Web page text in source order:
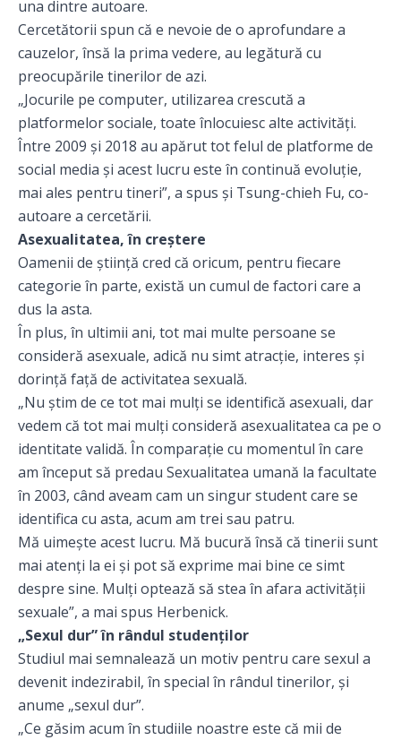
una dintre autoare.
Cercetătorii spun că e nevoie de o aprofundare a
cauzelor, însă la prima vedere, au legătură cu
preocupările tinerilor de azi.
„Jocurile pe computer, utilizarea crescută a
platformelor sociale, toate înlocuiesc alte activități.
Între 2009 și 2018 au apărut tot felul de platforme de
social media și acest lucru este în continuă evoluție,
mai ales pentru tineri”, a spus și Tsung-chieh Fu, co-
autoare a cercetării.
Asexualitatea, în creștere
Oamenii de știință cred că oricum, pentru fiecare
categorie în parte, există un cumul de factori care a
dus la asta.
În plus, în ultimii ani, tot mai multe persoane se
consideră asexuale, adică nu simt atracție, interes și
dorință față de activitatea sexuală.
„Nu știm de ce tot mai mulți se identifică asexuali, dar
vedem că tot mai mulți consideră asexualitatea ca pe o
identitate validă. În comparație cu momentul în care
am început să predau Sexualitatea umană la facultate
în 2003, când aveam cam un singur student care se
identifica cu asta, acum am trei sau patru.
Mă uimește acest lucru. Mă bucură însă că tinerii sunt
mai atenți la ei și pot să exprime mai bine ce simt
despre sine. Mulți optează să stea în afara activității
sexuale”, a mai spus Herbenick.
„Sexul dur” în rândul studenților
Studiul mai semnalează un motiv pentru care sexul a
devenit indezirabil, în special în rândul tinerilor, și
anume „sexul dur”.
„Ce găsim acum în studiile noastre este că mii de